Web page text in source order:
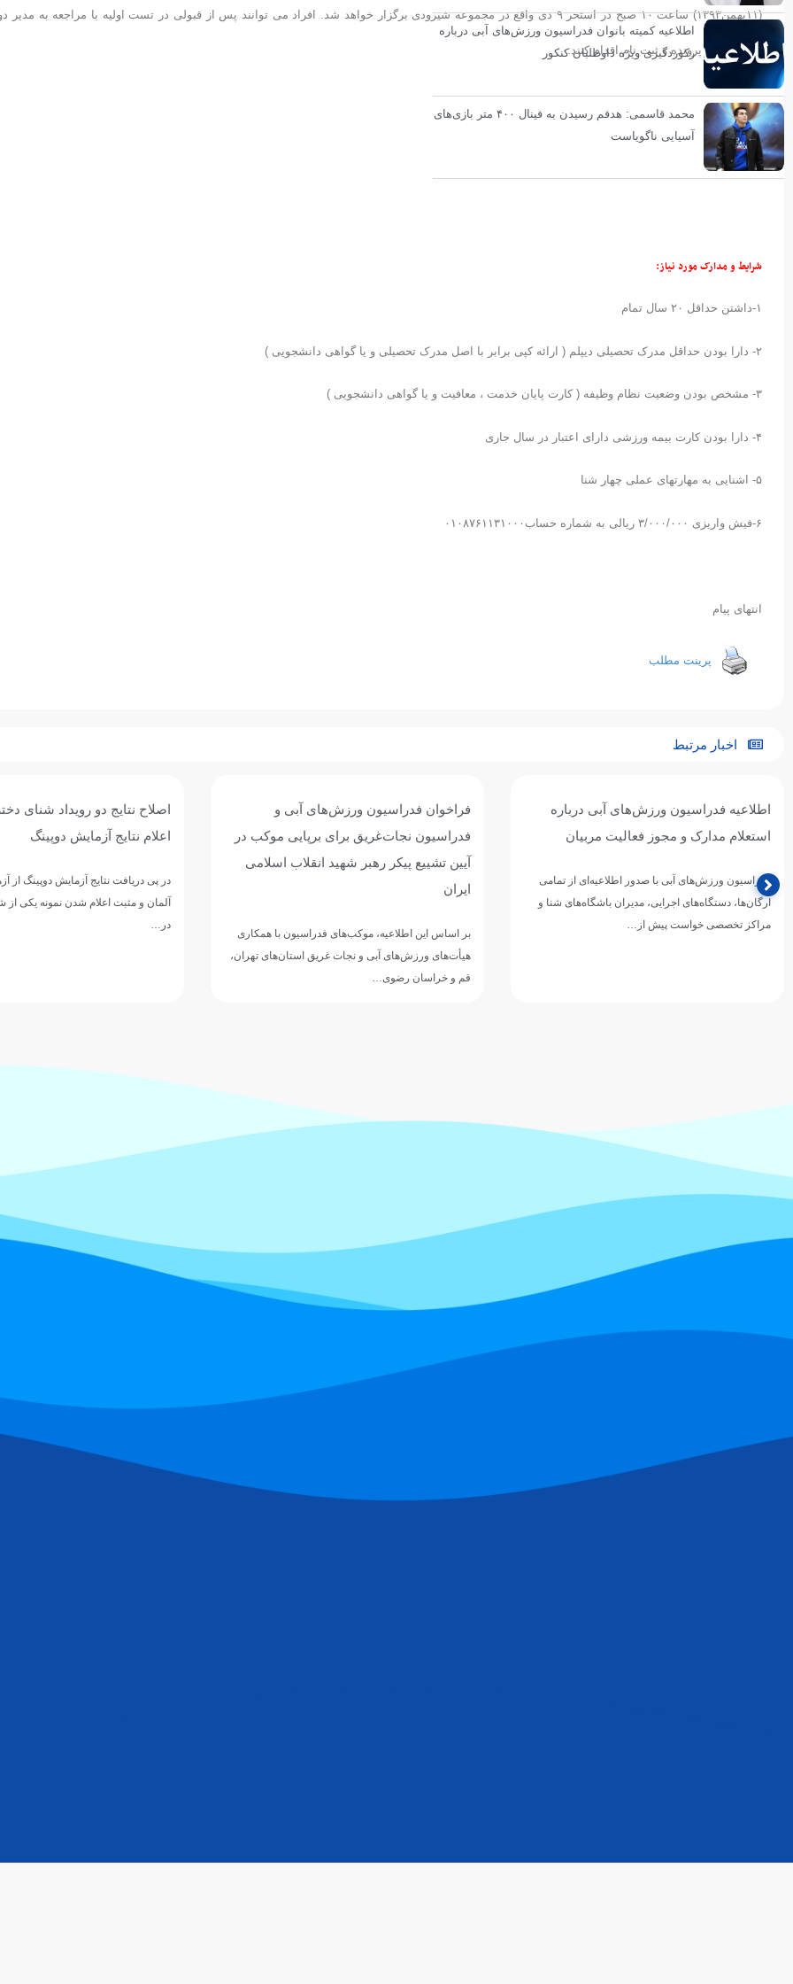
(۱۱بهمن۱۳۹۳) ساعت ۱۰ صبح در استخر ۹ دی واقع در مجموعه شیرودی برگزار خواهد شد. افراد می توانند پس از قبولی در تست اولیه با مراجعه به مدیر
جهت تکمیل پرونده و ثبت نام اقدام کنند.
شرایط و مدارک مورد نیاز:
۱-داشتن حداقل ۲۰ سال تمام
۲- دارا بودن حداقل مدرک تحصیلی دیپلم ( ارائه کپی برابر با اصل مدرک تحصیلی و یا گواهی دانشجویی )
۳- مشخص بودن وضعیت نظام وظیفه ( کارت پایان خدمت ، معافیت و یا گواهی دانشجویی )
۴- دارا بودن کارت بیمه ورزشی دارای اعتبار در سال جاری
۵- اشنایی به مهارتهای عملی چهار شنا
۶-فیش واریزی ۳/۰۰۰/۰۰۰ ریالی به شماره حساب۰۱۰۸۷۶۱۱۳۱۰۰۰
انتهای پیام
پرینت مطلب
اطلاعیه کمیته بانوان فدراسیون ورزش‌های آبی درباره
رکوردگیری ویژه داوطلبان کنکور
محمد قاسمی: هدفم رسیدن به فینال ۴۰۰ متر بازی‌های
آسیایی ناگویاست
اخبار مرتبط
اطلاعیه فدراسیون ورزش‌های آبی درباره
استعلام مدارک و مجوز فعالیت مربیان
فدراسیون ورزش‌های آبی با صدور اطلاعیه‌ای از تمامی
ارگان‌ها، دستگاه‌های اجرایی، مدیران باشگاه‌های شنا و
مراکز تخصصی خواست پیش از…
فراخوان فدراسیون ورزش‌های آبی و
فدراسیون نجات‌غریق برای برپایی موکب در
آیین تشییع پیکر رهبر شهید انقلاب اسلامی
ایران
بر اساس این اطلاعیه، موکب‌های فدراسیون با همکاری
هیأت‌های ورزش‌های آبی و نجات غریق استان‌های تهران،
قم و خراسان رضوی…
اصلاح نتایج دو رویداد شنای
اعلام نتایج آزمایش دوپینگ
در پی دریافت نتایج آزمایش دوپینگ از
آلمان و مثبت اعلام شدن نمونه یکی از
در…